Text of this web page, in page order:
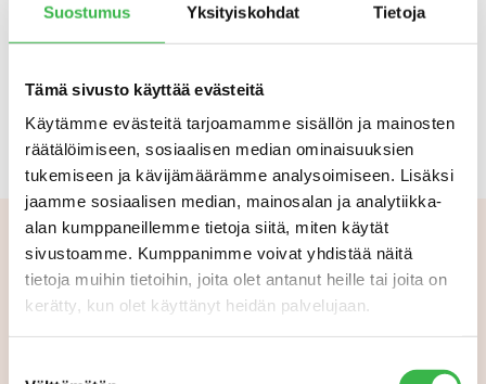
Suostumus Yksityiskohdat Tietoja
Tämä sivusto käyttää evästeitä
Käytämme evästeitä tarjoamamme sisällön ja mainosten
räätälöimiseen, sosiaalisen median ominaisuuksien
tukemiseen ja kävijämäärämme analysoimiseen. Lisäksi
jaamme sosiaalisen median, mainosalan ja analytiikka-
alan kumppaneillemme tietoja siitä, miten käytät
sivustoamme. Kumppanimme voivat yhdistää näitä
tietoja muihin tietoihin, joita olet antanut heille tai joita on
kerätty, kun olet käyttänyt heidän palvelujaan.
hiiltä sitovan viljelyn käyttöönottoa: oikeat menetelmät
lisäävät maaperän kykyä sitoa hiiltä ja hyödyttävät viljelijää
Seuraamme projektia mielenkiinnolla.
Aiheeseen liittyvää